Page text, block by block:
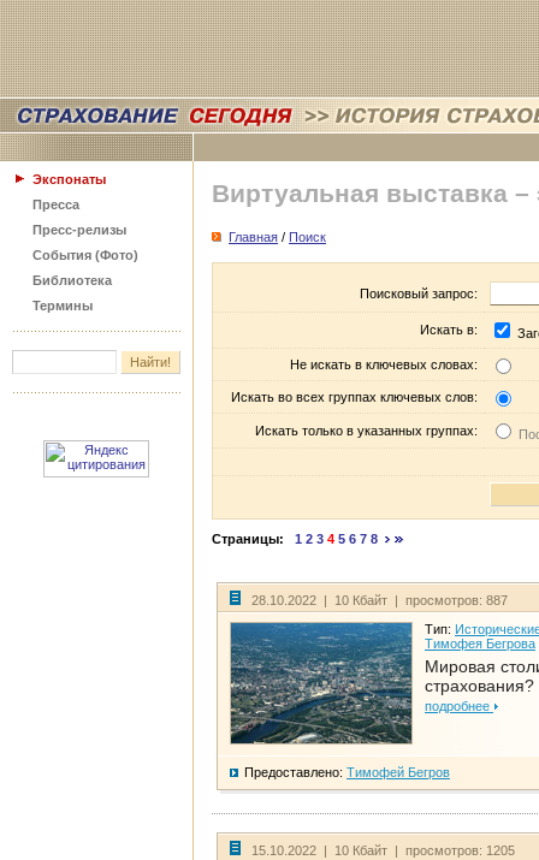
Экспонаты
Пресса
Пресс-релизы
События (Фото)
Библиотека
Термины
Виртуальная выставка –
Главная / Поиск
Поисковый запрос:
Искать в:
Не искать в ключевых словах:
Искать во всех группах ключевых слов:
Искать только в указанных группах:
Страницы: 1 2 3 4 5 6 7 8
28.10.2022 | 10 Кбайт | просмотров: 887
Тип:
Тимофея Бегрова
Мировая
страхования?
подробнее
Предоставлено: Тимофей Бегров
15.10.2022 | 10 Кбайт | просмотров: 1205